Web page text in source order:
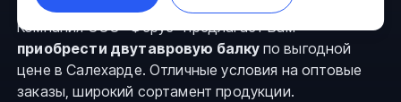
Компания ООО “Ферус” предлагает Вам
приобрести двутавровую балку по выгодной
цене в Салехарде. Отличные условия на оптовые
заказы, широкий сортамент продукции.